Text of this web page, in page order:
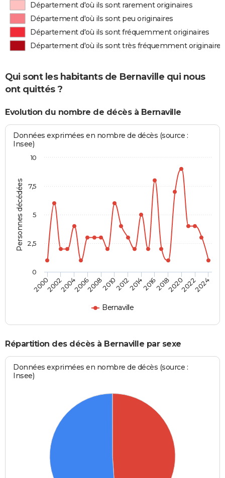
Département d'où ils sont rarement originaires
Département d'où ils sont peu originaires
Département d'où ils sont fréquemment originaires
Département d'où ils sont très fréquemment originaires
Qui sont les habitants de Bernaville qui nous
ont quittés ?
Evolution du nombre de décès à Bernaville
Personnes décédées
Données exprimées en nombre de décès (source :
Insee)
Bernaville
2000200220042006200820102012201420162018202020222024
0
2,5
5
7,5
10
Répartition des décès à Bernaville par sexe
Données exprimées en nombre de décès (source :
Insee)